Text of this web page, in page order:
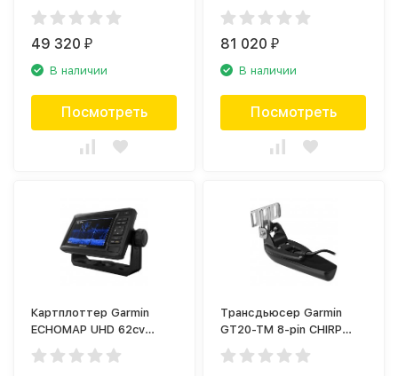
(010-02143-00)
49 320₽
В наличии
Посмотреть
трансдьюсером
GT52HW-TM (010-
02554-01)
81 020₽
В наличии
Посмотреть
Картплоттер Garmin
ECHOMAP UHD 62cv
(010-02329-00)
Трансдьюсер Garmin
GT20-TM 8-pin CHIRP
DownVu (010-01960-01)